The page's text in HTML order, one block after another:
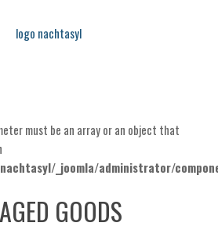
must be an array or an object that
_joomla/administrator/
GOODS